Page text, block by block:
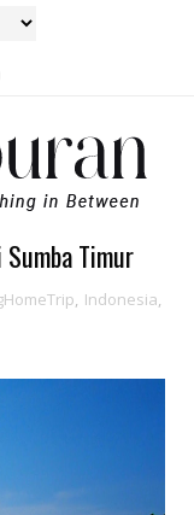
Timur
, Indonesia,